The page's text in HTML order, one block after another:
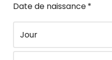
Date de naissance*